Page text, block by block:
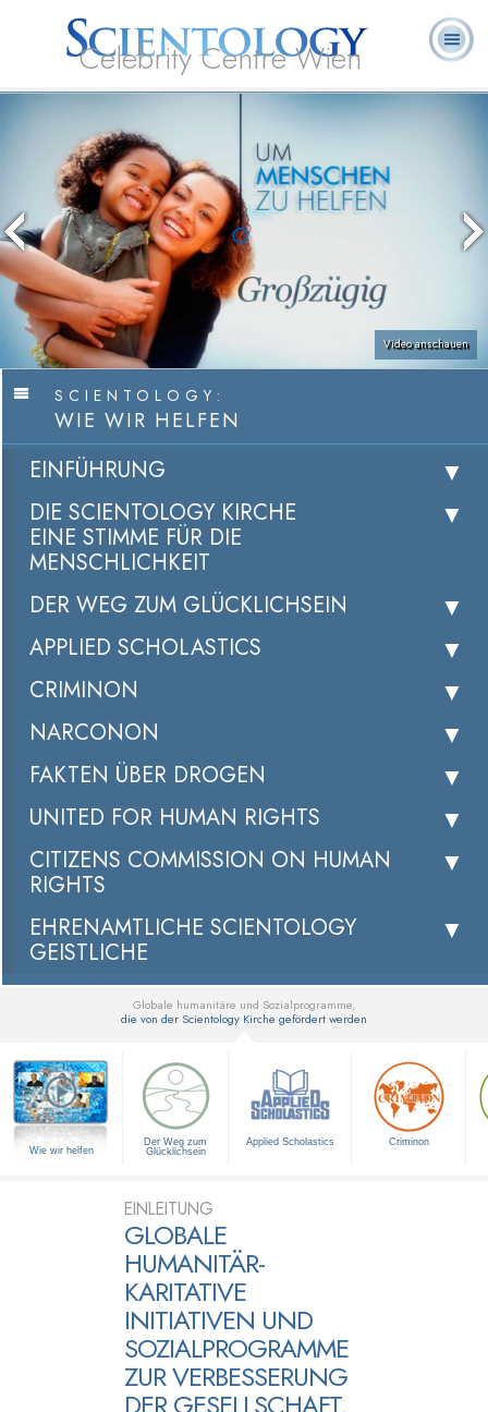
Celebrity Centre Wien
Video anschauen
SCIENTOLOGY:
WIE WIR HELFEN
EINFÜHRUNG
DIE SCIENTOLOGY KIRCHE
EINE STIMME FÜR DIE
MENSCHLICHKEIT
DER WEG ZUM GLÜCKLICHSEIN
APPLIED SCHOLASTICS
CRIMINON
NARCONON
FAKTEN ÜBER DROGEN
UNITED FOR HUMAN RIGHTS
CITIZENS COMMISSION ON HUMAN
RIGHTS
EHRENAMTLICHE SCIENTOLOGY
GEISTLICHE
Globale humanitäre und Sozialprogramme,
die von der Scientology Kirche gefördert werden
Wie wir helfen
Der Weg zum
Glücklichsein
Applied Scholastics Criminon
EINLEITUNG
GLOBALE
HUMANITÄR-
KARITATIVE
INITIATIVEN UND
SOZIALPROGRAMME
ZUR VERBESSERUNG